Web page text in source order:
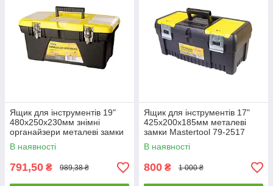
Ящик для інструментів 19"
480х250х230мм знімні
органайзери металеві замки
Mastertool 79-2319
В наявності
791,50 ₴ 989,38 ₴
Ящик для інструментів 17"
425х200х185мм металеві
замки Mastertool 79-2517
В наявності
800 ₴ 1 000 ₴